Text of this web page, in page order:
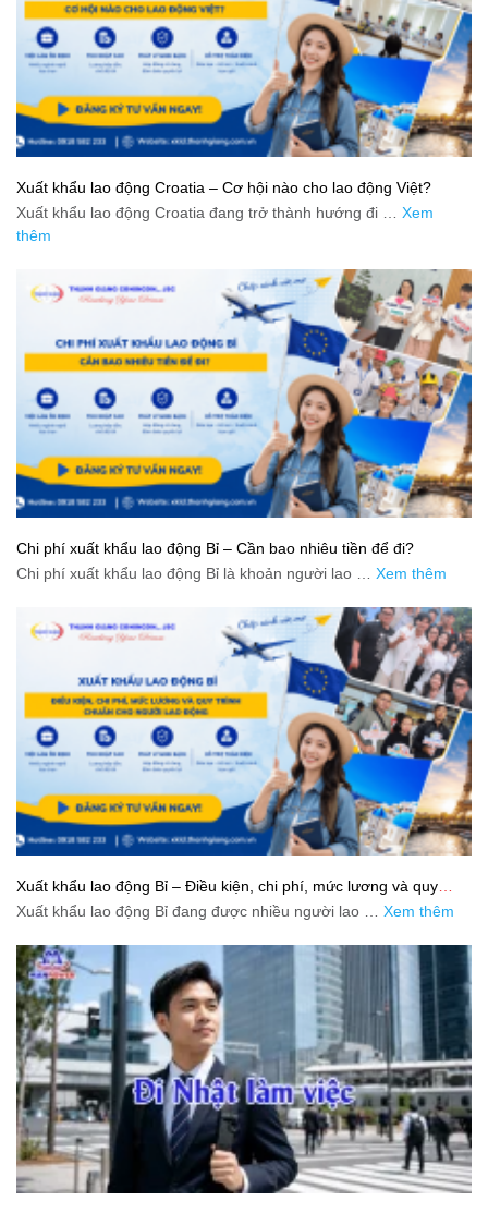
Xuất khẩu lao động Croatia – Cơ hội nào cho lao động Việt?
Xuất khẩu lao động Croatia đang trở thành hướng đi … Xem
thêm
Chi phí xuất khẩu lao động Bỉ – Cần bao nhiêu tiền để đi?
Chi phí xuất khẩu lao động Bỉ là khoản người lao … Xem thêm
Xuất khẩu lao động Bỉ – Điều kiện, chi phí, mức lương và quy
trình chuẩn cho người lao động
Xuất khẩu lao động Bỉ đang được nhiều người lao … Xem thêm